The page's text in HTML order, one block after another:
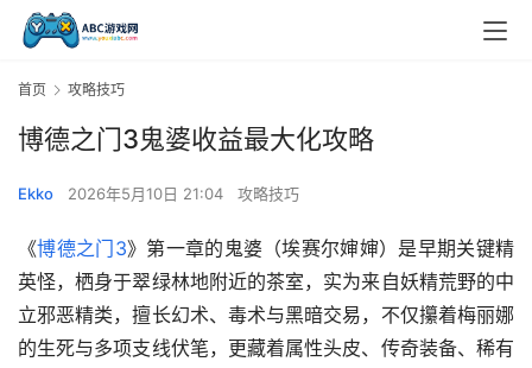
首页 攻略技巧
博德之门3鬼婆收益最大化攻略
Ekko 2026年5月10日 21:04 攻略技巧
《博德之门3》第一章的鬼婆（埃赛尔婶婶）是早期关键精
英怪，栖身于翠绿林地附近的茶室，实为来自妖精荒野的中
立邪恶精类，擅长幻术、毒术与黑暗交易，不仅攥着梅丽娜
的生死与多项支线伏笔，更藏着属性头皮、传奇装备、稀有